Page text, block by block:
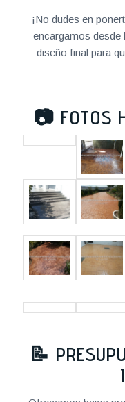
¡No dudes en
encargamos desde
diseño final para
📷 FOTOS
📝